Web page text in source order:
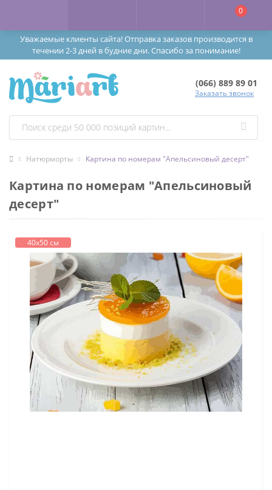
Уважаемые клиенты сайта! Отправка заказов производится в
течении 2-3 дней в будние дни. Спасибо за понимание!
0
(066) 889 89 01
Заказать звонок
Натюрморты Картина по номерам "Апельсиновый десерт"
Картина по номерам "Апельсиновый
десерт"
40х50 см